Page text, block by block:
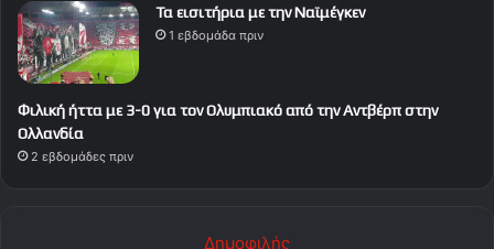
Τα εισιτήρια με την Ναϊμέγκεν
1 εβδομάδα πριν
Φιλική ήττα με 3-0 για τον Ολυμπιακό από την Αντβέρπ στην
Ολλανδία
2 εβδομάδες πριν
Δημοφιλής